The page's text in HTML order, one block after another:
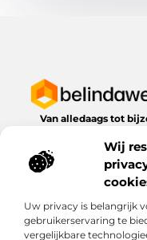
Wij
Uw privacy is belangrijk
gebruikerservaring te
vergelijkbare
Van alledaags tot
Bericht categorie